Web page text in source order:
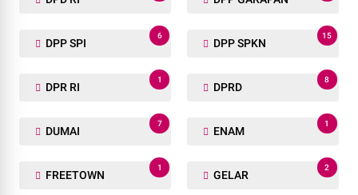
DPP SPI
6
DPP SPKN
15
DPR RI
1
DPRD
8
DUMAI
7
ENAM
1
FREETOWN
1
GELAR
2